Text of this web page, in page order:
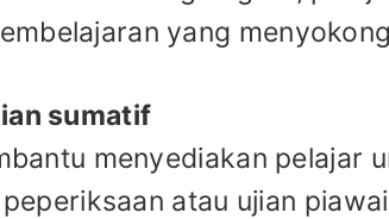
yang
sumatif
menyediakan pelajar
atau ujian